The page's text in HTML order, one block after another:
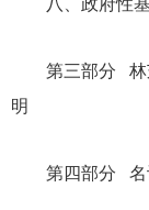
八、政府性
第三部分
明
第四部分